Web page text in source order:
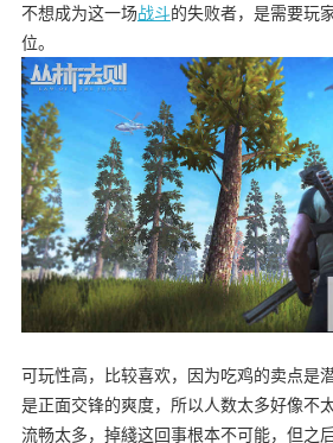
不想成为这一场战斗的失败者，是需要玩
位。
可玩性高，比较喜欢，因为吃鸡的卖点是
是正面交锋的爽度，所以人数太多好像不
流畅太多，掉綫这回事根本不可能，但之